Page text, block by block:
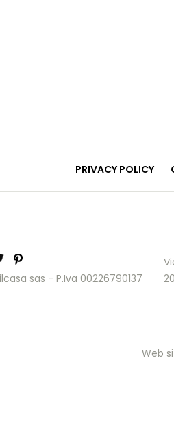
PRIVACY POLICY
sas - P.Iva 00226790137
Web